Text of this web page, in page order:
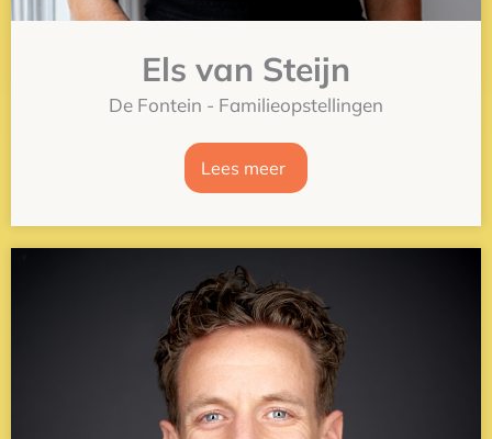
Els van Steijn
De Fontein - Familieopstellingen
Lees meer